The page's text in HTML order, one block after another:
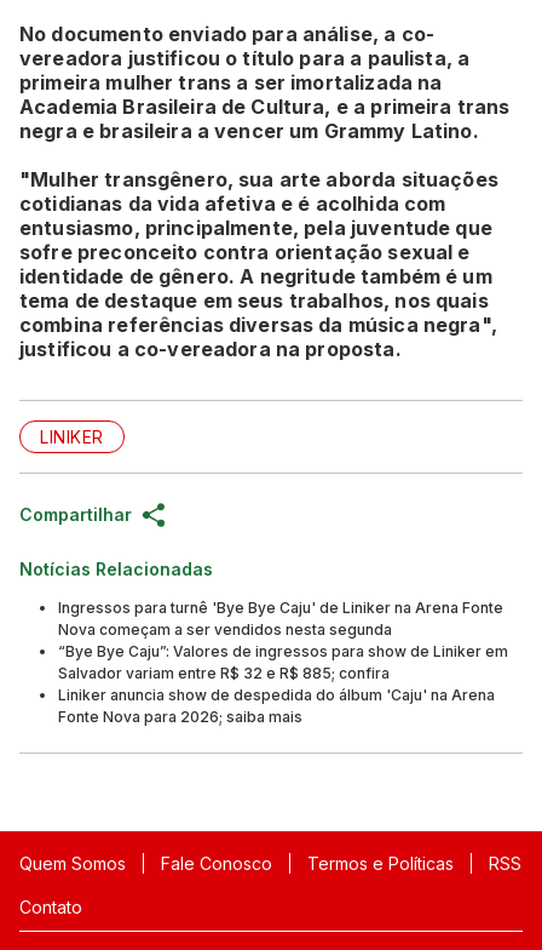
No documento enviado para análise, a co-
vereadora justificou o título para a paulista, a
primeira mulher trans a ser imortalizada na
Academia Brasileira de Cultura, e a primeira trans
negra e brasileira a vencer um Grammy Latino.
"Mulher transgênero, sua arte aborda situações
cotidianas da vida afetiva e é acolhida com
entusiasmo, principalmente, pela juventude que
sofre preconceito contra orientação sexual e
identidade de gênero. A negritude também é um
tema de destaque em seus trabalhos, nos quais
combina referências diversas da música negra",
justificou a co-vereadora na proposta.
LINIKER
Compartilhar
Notícias Relacionadas
Ingressos para turnê 'Bye Bye Caju' de Liniker na Arena Fonte
Nova começam a ser vendidos nesta segunda
“Bye Bye Caju”: Valores de ingressos para show de Liniker em
Salvador variam entre R$ 32 e R$ 885; confira
Liniker anuncia show de despedida do álbum 'Caju' na Arena
Fonte Nova para 2026; saiba mais
Quem Somos Fale Conosco Termos e Políticas RSS
Contato